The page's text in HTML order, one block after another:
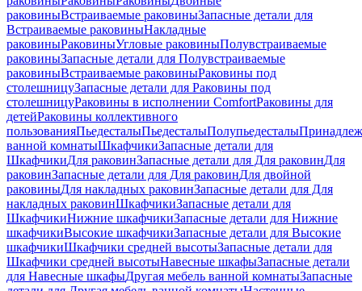
раковиныВстраиваемые раковиныЗапасные детали для
Встраиваемые раковиныНакладные
раковиныРаковиныУгловые раковиныПолувстраиваемые
раковиныЗапасные детали для Полувстраиваемые
раковиныВстраиваемые раковиныРаковины под
столешницуЗапасные детали для Раковины под
столешницуРаковины в исполнении ComfortPаковины для
детейРаковины коллективного
пользованияПьедесталыПьедесталыПолупьедесталы
ванной комнатыШкафчикиЗапасные детали для
ШкафчикиДля раковинЗапасные детали для Для раковинДля
раковинЗапасные детали для Для раковинДля двойной
раковиныДля накладных pаковинЗапасные детали для Для
накладных pаковинШкафчикиЗапасные детали для
ШкафчикиНижние шкафчикиЗапасные детали для Нижние
шкафчикиВысокие шкафчикиЗапасные детали для Высокие
шкафчикиШкафчики средней высотыЗапасные детали для
Шкафчики средней высотыНавесные шкафыЗапасные детали
для Навесные шкафыДругая мебель ванной комнатыЗапасные